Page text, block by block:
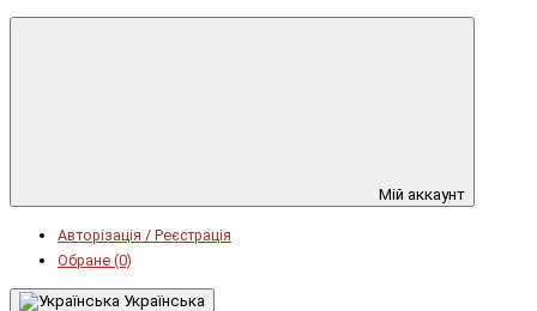
Мій аккаунт
Авторізація / Реєстрація
Обране (0)
Українська